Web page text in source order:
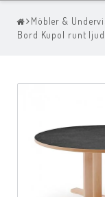
Möbler &
Bord Kupol runt